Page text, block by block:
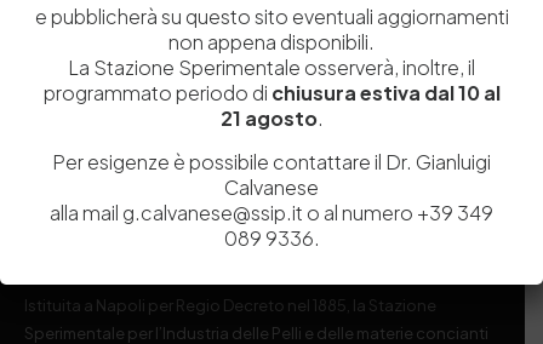
Istituita a Napoli per Regio Decreto nel 1885, la Stazione
Sperimentale per l’Industria delle Pelli e delle materie concianti
e pubblicherà su questo sito eventuali aggiornamenti
non appena disponibili.
La Stazione Sperimentale osserverà, inoltre, il
programmato periodo di chiusura estiva dal 10 al
21 agosto.
Per esigenze è possibile contattare il Dr. Gianluigi
Calvanese
alla mail g.calvanese@ssip.it o al numero +39 349
089 9336.